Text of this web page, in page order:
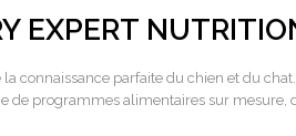
EXPERT
connaissance parfaite du chien et du
de programmes alimentaires sur